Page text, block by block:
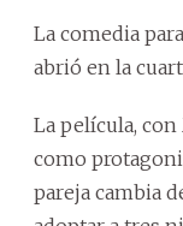
La comedia
abrió en la
La película,
como
pareja cambia